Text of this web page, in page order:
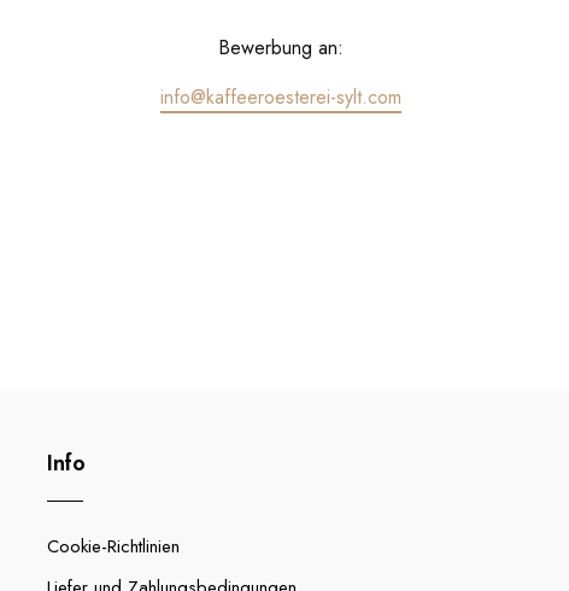
Bewerbung an:
info@kaffeeroesterei-sylt.com
Info
Cookie-Richtlinien